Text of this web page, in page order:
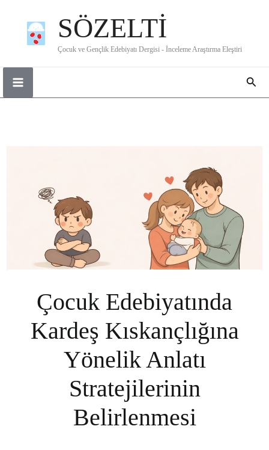
SÖZELTİ
Çocuk ve Gençlik Edebiyatı Dergisi - İnceleme Araştırma Eleştiri
Çocuk Edebiyatında
Kardeş Kıskançlığına
Yönelik Anlatı
Stratejilerinin
Belirlenmesi